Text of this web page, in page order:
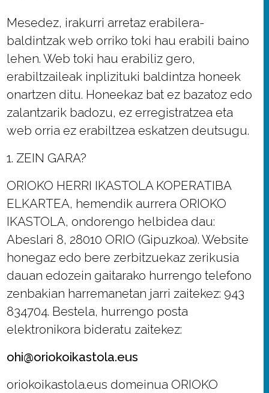
Mesedez, irakurri arretaz erabilera-
baldintzak web orriko toki hau erabili baino
lehen. Web toki hau erabiliz gero,
erabiltzaileak inplizituki baldintza honeek
onartzen ditu. Honeekaz bat ez bazatoz edo
zalantzarik badozu, ez erregistratzea eta
web orria ez erabiltzea eskatzen deutsugu.
1. ZEIN GARA?
ORIOKO HERRI IKASTOLA KOPERATIBA
ELKARTEA, hemendik aurrera ORIOKO
IKASTOLA, ondorengo helbidea dau:
Abeslari 8, 28010 ORIO (Gipuzkoa). Website
honegaz edo bere zerbitzuekaz zerikusia
dauan edozein gaitarako hurrengo telefono
zenbakian harremanetan jarri zaitekez: 943
834704. Bestela, hurrengo posta
elektronikora bideratu zaitekez:
ohi@oriokoikastola.eus
oriokoikastola.eus domeinua ORIOKO